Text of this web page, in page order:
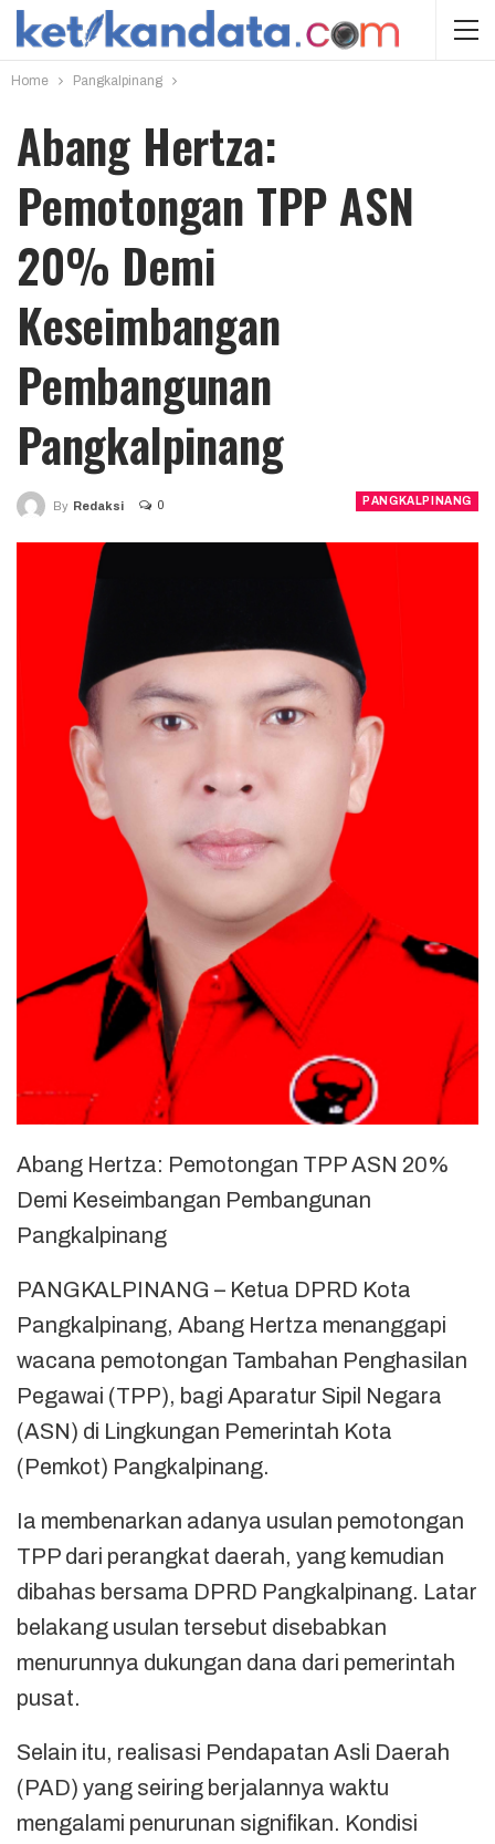
Home Pangkalpinang
Abang Hertza:
Pemotongan TPP ASN
20% Demi
Keseimbangan
Pembangunan
Pangkalpinang
PANGKALPINANG
By Redaksi 0
Abang Hertza: Pemotongan TPP ASN 20%
Demi Keseimbangan Pembangunan
Pangkalpinang
PANGKALPINANG – Ketua DPRD Kota
Pangkalpinang, Abang Hertza menanggapi
wacana pemotongan Tambahan Penghasilan
Pegawai (TPP), bagi Aparatur Sipil Negara
(ASN) di Lingkungan Pemerintah Kota
(Pemkot) Pangkalpinang.
Ia membenarkan adanya usulan pemotongan
TPP dari perangkat daerah, yang kemudian
dibahas bersama DPRD Pangkalpinang. Latar
belakang usulan tersebut disebabkan
menurunnya dukungan dana dari pemerintah
pusat.
Selain itu, realisasi Pendapatan Asli Daerah
(PAD) yang seiring berjalannya waktu
mengalami penurunan signifikan. Kondisi